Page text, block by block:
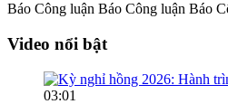
Báo Công luận Báo Công luận Báo
Video nổi bật
03:01